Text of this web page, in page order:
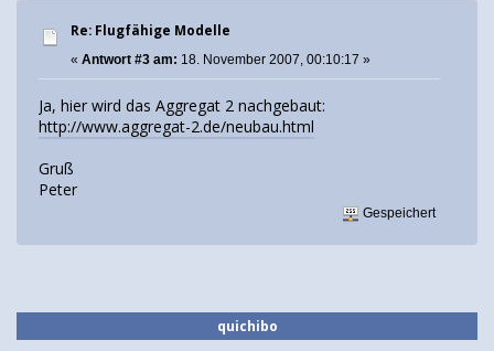
Re: Flugfähige Modelle
« Antwort #3 am: 18. November 2007, 00:10:17 »
Ja, hier wird das Aggregat 2 nachgebaut:
http://www.aggregat-2.de/neubau.html
Gruß
Peter
Gespeichert
quichibo